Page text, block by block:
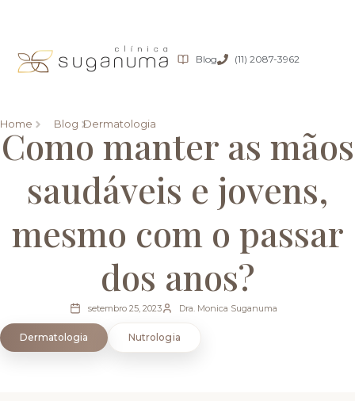
Blog (11) 2087-3962
Home Blog Dermatologia
Como manter as mãos
saudáveis e jovens,
mesmo com o passar
dos anos?
setembro 25, 2023 Dra. Monica Suganuma
Dermatologia Nutrologia